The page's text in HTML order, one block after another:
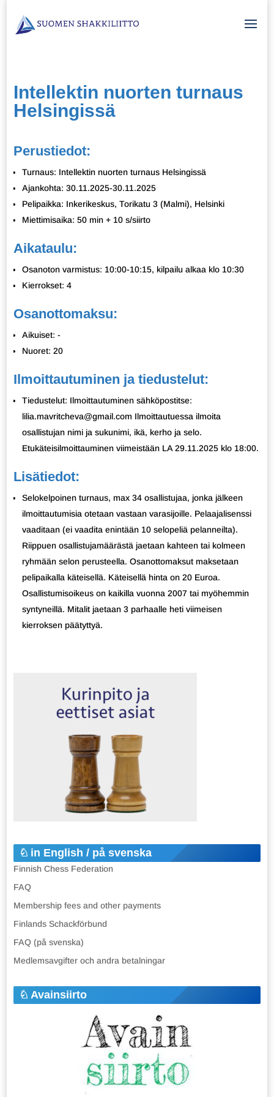
Intellektin nuorten turnaus
Helsingissä
Perustiedot:
Turnaus: Intellektin nuorten turnaus Helsingissä
Ajankohta: 30.11.2025-30.11.2025
Pelipaikka: Inkerikeskus, Torikatu 3 (Malmi), Helsinki
Miettimisaika: 50 min + 10 s/siirto
Aikataulu:
Osanoton varmistus: 10:00-10:15, kilpailu alkaa klo 10:30
Kierrokset: 4
Osanottomaksu:
Aikuiset: -
Nuoret: 20
Ilmoittautuminen ja tiedustelut:
Tiedustelut: Ilmoittautuminen sähköpostitse:
lilia.mavritcheva@gmail.com Ilmoittautuessa ilmoita
osallistujan nimi ja sukunimi, ikä, kerho ja selo.
Etukäteisilmoittauminen viimeistään LA 29.11.2025 klo 18:00.
Lisätiedot:
Selokelpoinen turnaus, max 34 osallistujaa, jonka jälkeen
ilmoittautumisia otetaan vastaan varasijoille. Pelaajalisenssi
vaaditaan (ei vaadita enintään 10 selopeliä pelanneilta).
Riippuen osallistujamäärästä jaetaan kahteen tai kolmeen
ryhmään selon perusteella. Osanottomaksut maksetaan
pelipaikalla käteisellä. Käteisellä hinta on 20 Euroa.
Osallistumisoikeus on kaikilla vuonna 2007 tai myöhemmin
syntyneillä. Mitalit jaetaan 3 parhaalle heti viimeisen
kierroksen päätyttyä.
in English / på svenska
Finnish Chess Federation
FAQ
Membership fees and other payments
Finlands Schackförbund
FAQ (på svenska)
Medlemsavgifter och andra betalningar
Avainsiirto